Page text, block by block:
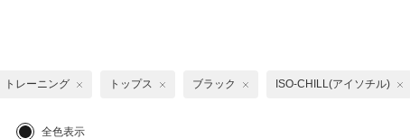
全色表示
トレーニング トップス ブラック ISO-CHILL(アイソチル)